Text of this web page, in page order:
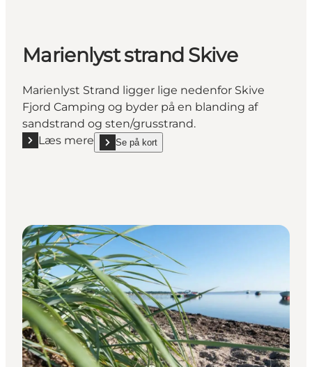
Marienlyst strand Skive
Marienlyst Strand ligger lige nedenfor Skive
Fjord Camping og byder på en blanding af
sandstrand og sten/grusstrand.
Læs mere
Læs mere "Marienlyst strand Skive"
Se på kort
show Marienlyst strand Skive on_map